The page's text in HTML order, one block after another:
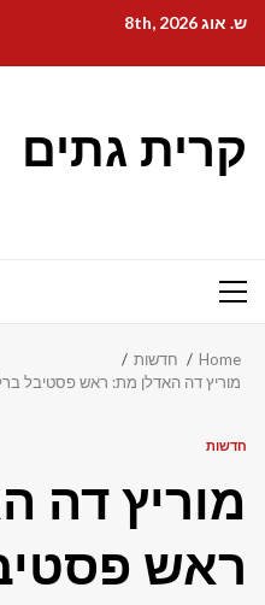
content
ש. אוג 8th, 2026
קרית גתים
Primary
Home
חדשות
מוריץ דה האדלן מת: ראש פסטיבל
חדשות
מוריץ דה
ראש